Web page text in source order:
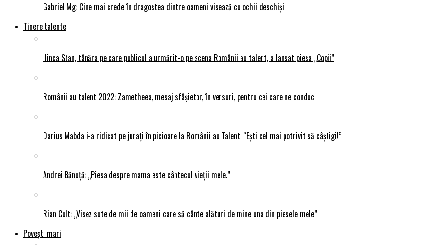
Gabriel Mg: Cine mai crede în dragostea dintre oameni visează cu ochii deschiși
Tinere talente
Ilinca Stan, tânăra pe care publicul a urmărit-o pe scena Românii au talent, a lansat piesa „Copii”
Românii au talent 2022: Zametheea, mesaj sfâșietor, în versuri, pentru cei care ne conduc
Darius Mabda i-a ridicat pe jurați în picioare la Românii au Talent. “Ești cel mai potrivit să câștigi!”
Andrei Bănuță: „Piesa despre mama este cântecul vieții mele.”
Rian Cult: „Visez sute de mii de oameni care să cânte alături de mine una din piesele mele”
Povești mari